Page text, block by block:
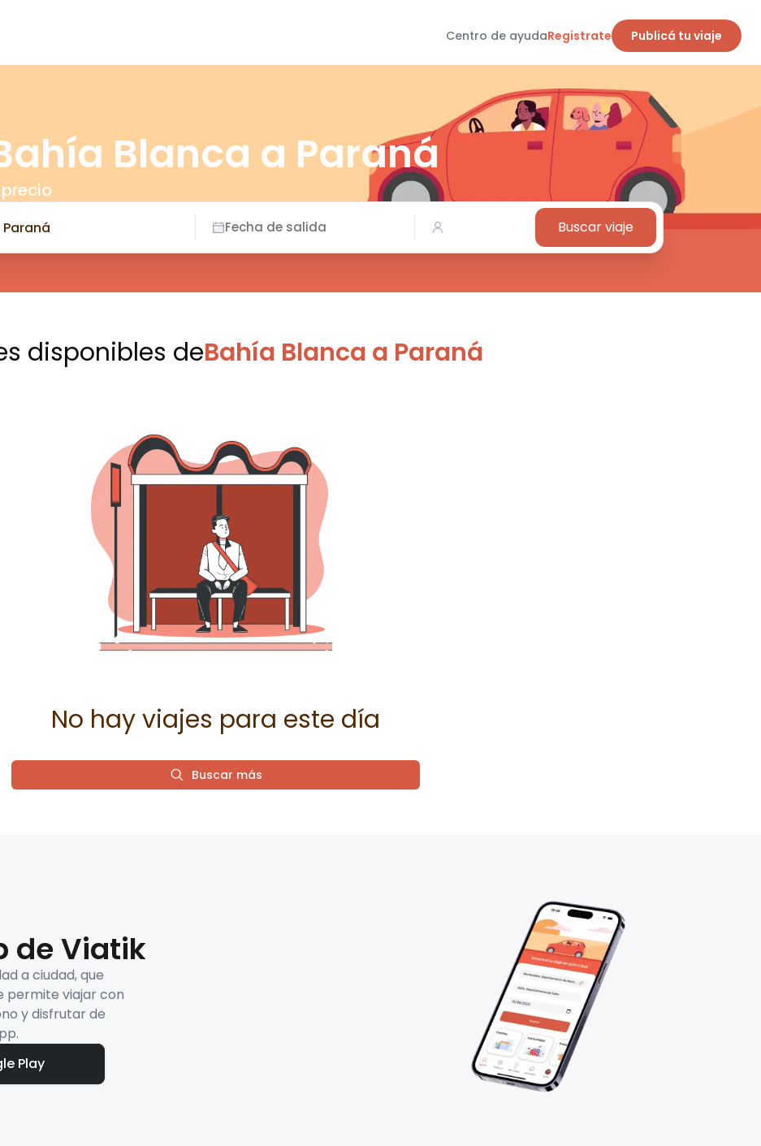
Centro de ayudaRegistrate Publicá tu viaje
Blanca a Paraná
Fecha de salida Buscar viaje
disponibles deBahía Blanca a Paraná
No hay viajes para este día
Buscar más
de Viatik
a ciudad, que
permite viajar con
y disfrutar de
Play